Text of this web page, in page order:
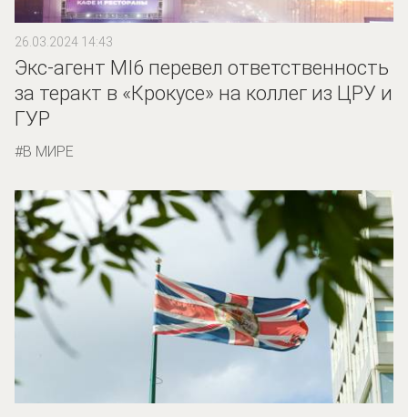
26.03.2024 14:43
Экс-агент MI6 перевел ответственность
за теракт в «Крокусе» на коллег из ЦРУ и
ГУР
В МИРЕ